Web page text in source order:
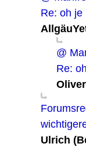
Re: oh je
@
Re:
Ulrich